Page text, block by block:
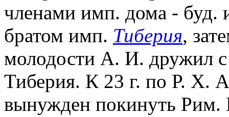
членами имп. дома -
братом имп. Тиберия,
молодости А. И. дружил
Тиберия. К 23 г. по Р. Х.
вынужден покинуть